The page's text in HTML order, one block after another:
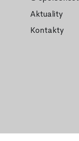
Aktuality
Kontakty